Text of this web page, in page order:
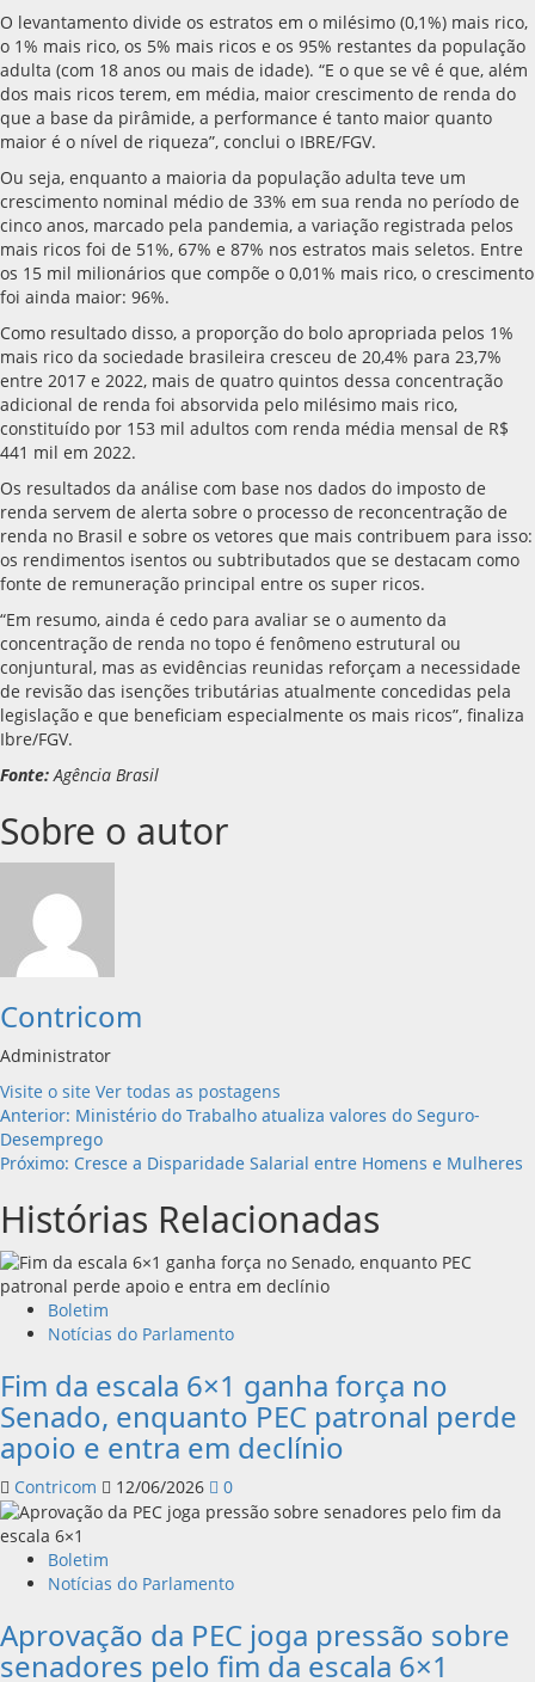
O levantamento divide os estratos em o milésimo (0,1%) mais rico,
o 1% mais rico, os 5% mais ricos e os 95% restantes da população
adulta (com 18 anos ou mais de idade). “E o que se vê é que, além
dos mais ricos terem, em média, maior crescimento de renda do
que a base da pirâmide, a performance é tanto maior quanto
maior é o nível de riqueza”, conclui o IBRE/FGV.
Ou seja, enquanto a maioria da população adulta teve um
crescimento nominal médio de 33% em sua renda no período de
cinco anos, marcado pela pandemia, a variação registrada pelos
mais ricos foi de 51%, 67% e 87% nos estratos mais seletos. Entre
os 15 mil milionários que compõe o 0,01% mais rico, o crescimento
foi ainda maior: 96%.
Como resultado disso, a proporção do bolo apropriada pelos 1%
mais rico da sociedade brasileira cresceu de 20,4% para 23,7%
entre 2017 e 2022, mais de quatro quintos dessa concentração
adicional de renda foi absorvida pelo milésimo mais rico,
constituído por 153 mil adultos com renda média mensal de R$
441 mil em 2022.
Os resultados da análise com base nos dados do imposto de
renda servem de alerta sobre o processo de reconcentração de
renda no Brasil e sobre os vetores que mais contribuem para isso:
os rendimentos isentos ou subtributados que se destacam como
fonte de remuneração principal entre os super ricos.
“Em resumo, ainda é cedo para avaliar se o aumento da
concentração de renda no topo é fenômeno estrutural ou
conjuntural, mas as evidências reunidas reforçam a necessidade
de revisão das isenções tributárias atualmente concedidas pela
legislação e que beneficiam especialmente os mais ricos”, finaliza
Ibre/FGV.
Fonte:Agência Brasil
Sobre o autor
Contricom
Administrator
Visite o site Ver todas as postagens
Navegação
de
artigos
Anterior: Ministério do Trabalho atualiza valores do Seguro-
Desemprego
Próximo: Cresce a Disparidade Salarial entre Homens e Mulheres
Histórias Relacionadas
Boletim
Notícias do Parlamento
Fim da escala 6×1 ganha força no
Senado, enquanto PEC patronal perde
apoio e entra em declínio
Contricom 12/06/2026 0
Boletim
Notícias do Parlamento
Aprovação da PEC joga pressão sobre
senadores pelo fim da escala 6×1